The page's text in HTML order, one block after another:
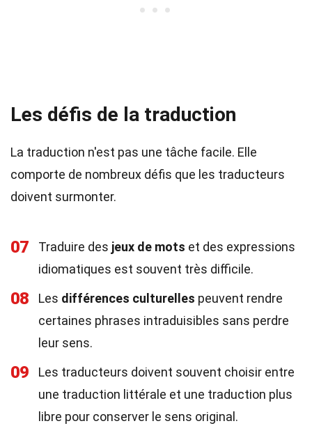
Les défis de la traduction
La traduction n'est pas une tâche facile. Elle
comporte de nombreux défis que les traducteurs
doivent surmonter.
07 Traduire des jeux de mots et des expressions
idiomatiques est souvent très difficile.
08 Les différences culturelles peuvent rendre
certaines phrases intraduisibles sans perdre
leur sens.
09
Les traducteurs doivent souvent choisir entre
une traduction littérale et une traduction plus
libre pour conserver le sens original.